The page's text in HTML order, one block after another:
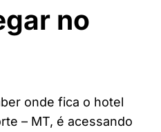
no
onde fica o hotel
– MT, é acessando